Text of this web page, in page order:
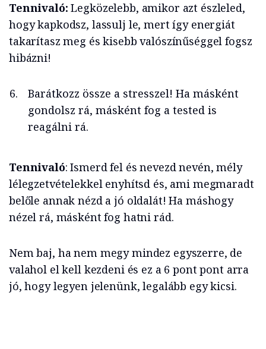
Tennivaló: Legközelebb, amikor azt észleled,
hogy kapkodsz, lassulj le, mert így energiát
takarítasz meg és kisebb valószínűséggel fogsz
hibázni!
Barátkozz össze a stresszel! Ha másként
gondolsz rá, másként fog a tested is
reagálni rá.
Tennivaló: Ismerd fel és nevezd nevén, mély
lélegzetvételekkel enyhítsd és, ami megmaradt
belőle annak nézd a jó oldalát! Ha máshogy
nézel rá, másként fog hatni rád.
Nem baj, ha nem megy mindez egyszerre, de
valahol el kell kezdeni és ez a 6 pont pont arra
jó, hogy legyen jelenünk, legalább egy kicsi.